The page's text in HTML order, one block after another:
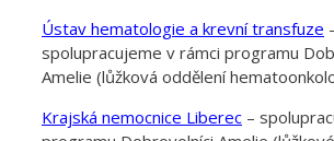
Ústav hematologie a krevní transfuze
spolupracujeme v rámci programu
Amelie (lůžková oddělení
Krajská nemocnice Liberec –